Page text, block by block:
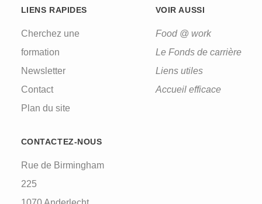
LIENS RAPIDES
Cherchez une
formation
Newsletter
Contact
Plan du site
VOIR AUSSI
Food @ work
Le Fonds de carrière
Liens utiles
Accueil efficace
CONTACTEZ-NOUS
Rue de Birmingham
225